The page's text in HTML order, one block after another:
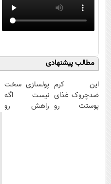
مطالب پیشنهادی
این کرم
ضدچروک غذای
پوستت رو
پولسازی سخت
نیست اگه
راهش رو